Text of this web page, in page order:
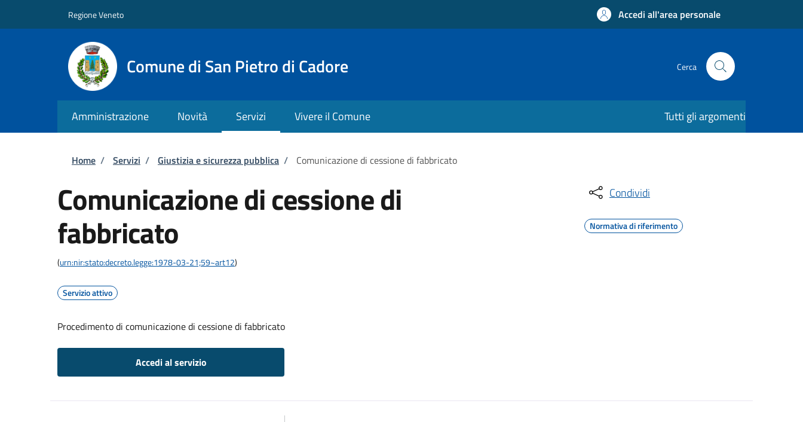
Regione Veneto Accedi all'area personale
Comune di San Pietro di Cadore Cerca
Amministrazione Novità Servizi Vivere il Comune Tutti gli argomenti
Briciole di pane
Home / Servizi / Giustizia e sicurezza pubblica / Comunicazione di cessione di fabbricato
Comunicazione di cessione di
fabbricato
(urn:nir:stato:decreto.legge:1978-03-21;59~art12)
Servizio attivo
Procedimento di comunicazione di cessione di fabbricato
Accedi al servizio
Condividi
Normativa di riferimento